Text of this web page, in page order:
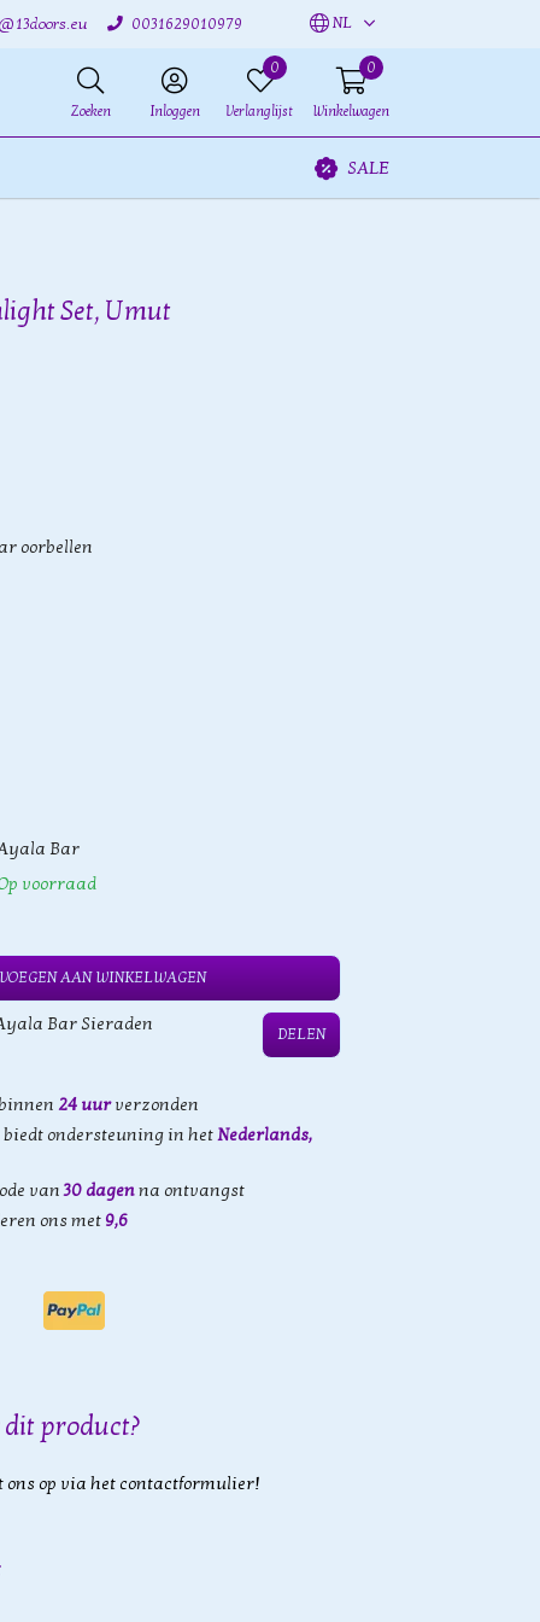
0031629010979 NL
Zoeken Inloggen
0
Verlanglijst
0
Winkelwagen
SALE
Set, Umut
oorbellen
Bar
voorraad
AAN WINKELWAGEN
Bar Sieraden DELEN
24 uurverzonden
ondersteuning in hetNederlands,
van30 dagenna ontvangst
ons met 9,6
product?
ons op via het contactformulier!